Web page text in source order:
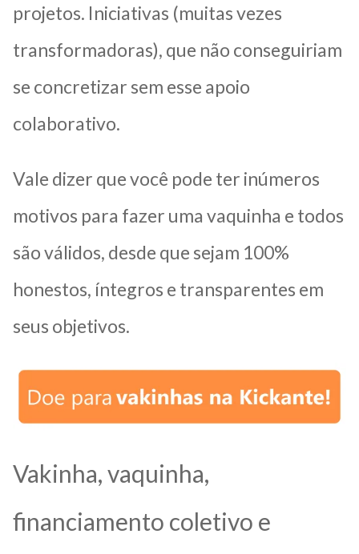
projetos. Iniciativas (muitas vezes
transformadoras), que não conseguiriam
se concretizar sem esse apoio
colaborativo.
Vale dizer que você pode ter inúmeros
motivos para fazer uma vaquinha e todos
são válidos, desde que sejam 100%
honestos, íntegros e transparentes em
seus objetivos.
Vakinha, vaquinha,
financiamento coletivo e